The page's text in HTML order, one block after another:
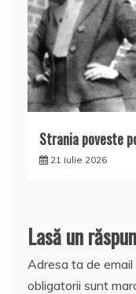
Strania poveste
21 iulie 2026
Lasă un
Adresa ta de email
obligatorii sunt